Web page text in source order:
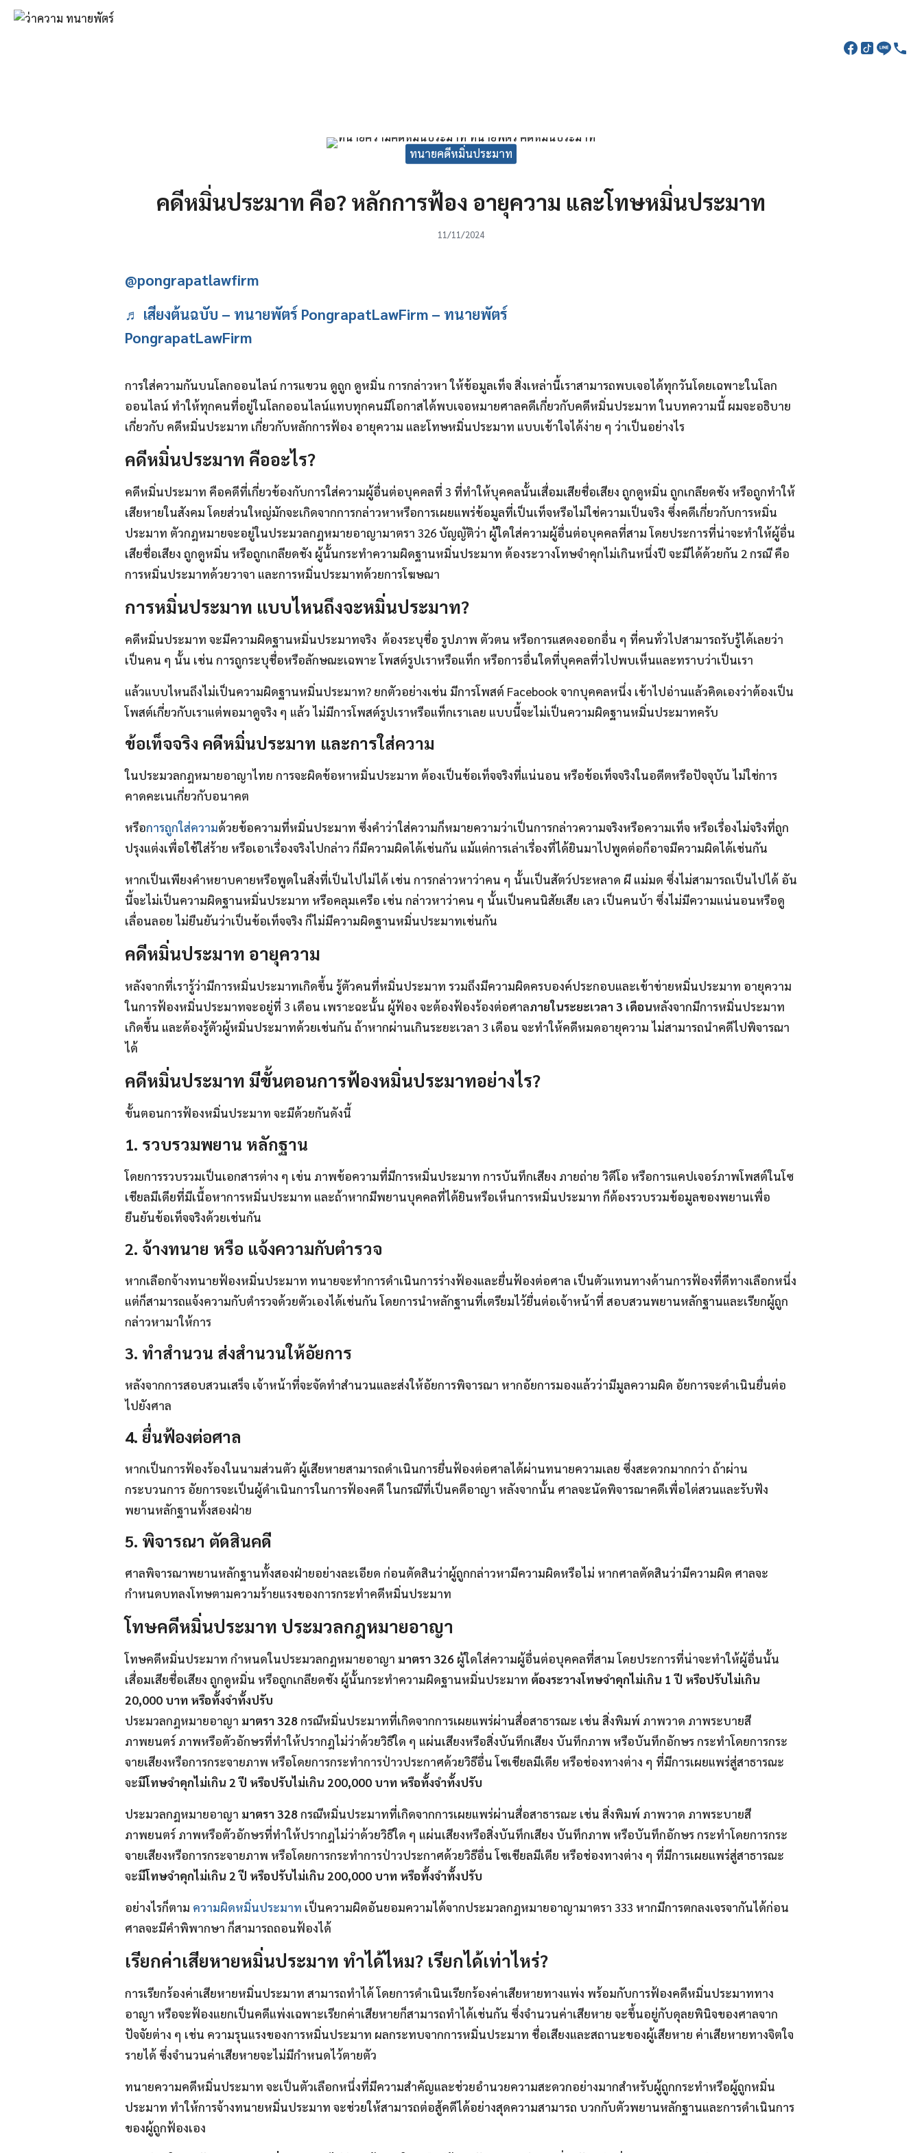
Skip
Search
ทนายคดีหมิ่นประมาท
คดีหมิ่นประมาท คือ? หลักการฟ้อง อายุความ และโทษหมิ่นประมาท
11/11/2024
@pongrapatlawfirm
♬ เสียงต้นฉบับ – ทนายพัตร์ PongrapatLawFirm – ทนายพัตร์
PongrapatLawFirm
การใส่ความกันบนโลกออนไลน์ การแขวน ดูถูก ดูหมิ่น การกล่าวหา ให้ข้อมูลเท็จ สิ่งเหล่านี้เราสามารถพบเจอได้ทุกวันโดยเฉพาะในโลก
ออนไลน์ ทำให้ทุกคนที่อยู่ในโลกออนไลน์แทบทุกคนมีโอกาสได้พบเจอหมายศาลคดีเกี่ยวกับคดีหมิ่นประมาท ในบทความนี้ ผมจะอธิบาย
เกี่ยวกับ คดีหมิ่นประมาท เกี่ยวกับหลักการฟ้อง อายุความ และโทษหมิ่นประมาท แบบเข้าใจได้ง่าย ๆ ว่าเป็นอย่างไร
คดีหมิ่นประมาท คืออะไร?
คดีหมิ่นประมาท คือคดีที่เกี่ยวข้องกับการใส่ความผู้อื่นต่อบุคคลที่ 3 ที่ทำให้บุคคลนั้นเสื่อมเสียชื่อเสียง ถูกดูหมิ่น ถูกเกลียดชัง หรือถูกทำให้
เสียหายในสังคม โดยส่วนใหญ่มักจะเกิดจากการกล่าวหาหรือการเผยแพร่ข้อมูลที่เป็นเท็จหรือไม่ใช่ความเป็นจริง ซึ่งคดีเกี่ยวกับการหมิ่น
ประมาท ตัวกฎหมายจะอยู่ในประมวลกฎหมายอาญามาตรา 326 บัญญัติว่า ผู้ใดใส่ความผู้อื่นต่อบุคคลที่สาม โดยประการที่น่าจะทำให้ผู้อื่น
เสียชื่อเสียง ถูกดูหมิ่น หรือถูกเกลียดชัง ผู้นั้นกระทำความผิดฐานหมิ่นประมาท ต้องระวางโทษจำคุกไม่เกินหนึ่งปี จะมีได้ด้วยกัน 2 กรณี คือ
การหมิ่นประมาทด้วยวาจา และการหมิ่นประมาทด้วยการโฆษณา
การหมิ่นประมาท แบบไหนถึงจะหมิ่นประมาท?
คดีหมิ่นประมาท จะมีความผิดฐานหมิ่นประมาทจริง ต้องระบุชื่อ รูปภาพ ตัวตน หรือการแสดงออกอื่น ๆ ที่คนทั่วไปสามารถรับรู้ได้เลยว่า
เป็นคน ๆ นั้น เช่น การถูกระบุชื่อหรือลักษณะเฉพาะ โพสต์รูปเราหรือแท็ก หรือการอื่นใดที่บุคคลที่วไปพบเห็นและทราบว่าเป็นเรา
แล้วแบบไหนถึงไม่เป็นความผิดฐานหมิ่นประมาท? ยกตัวอย่างเช่น มีการโพสต์ Facebook จากบุคคลหนึ่ง เข้าไปอ่านแล้วคิดเองว่าต้องเป็น
โพสต์เกี่ยวกับเราแต่พอมาดูจริง ๆ แล้ว ไม่มีการโพสต์รูปเราหรือแท็กเราเลย แบบนี้จะไม่เป็นความผิดฐานหมิ่นประมาทครับ
ข้อเท็จจริง คดีหมิ่นประมาท และการใส่ความ
ในประมวลกฎหมายอาญาไทย การจะผิดข้อหาหมิ่นประมาท ต้องเป็นข้อเท็จจริงที่แน่นอน หรือข้อเท็จจริงในอดีตหรือปัจจุบัน ไม่ใช่การ
คาดคะเนเกี่ยวกับอนาคต
หรือการถูกใส่ความด้วยข้อความที่หมิ่นประมาท ซึ่งคำว่าใส่ความก็หมายความว่าเป็นการกล่าวความจริงหรือความเท็จ หรือเรื่องไม่จริงที่ถูก
ปรุงแต่งเพื่อใช้ใส่ร้าย หรือเอาเรื่องจริงไปกล่าว ก็มีความผิดได้เช่นกัน แม้แต่การเล่าเรื่องที่ได้ยินมาไปพูดต่อก็อาจมีความผิดได้เช่นกัน
หากเป็นเพียงคำหยาบคายหรือพูดในสิ่งที่เป็นไปไม่ได้ เช่น การกล่าวหาว่าคน ๆ นั้นเป็นสัตว์ประหลาด ผี แม่มด ซึ่งไม่สามารถเป็นไปได้ อัน
นี้จะไม่เป็นความผิดฐานหมิ่นประมาท หรือคลุมเครือ เช่น กล่าวหาว่าคน ๆ นั้นเป็นคนนิสัยเสีย เลว เป็นคนบ้า ซึ่งไม่มีความแน่นอนหรือดู
เลื่อนลอย ไม่ยืนยันว่าเป็นข้อเท็จจริง ก็ไม่มีความผิดฐานหมิ่นประมาทเช่นกัน
คดีหมิ่นประมาท อายุความ
หลังจากที่เรารู้ว่ามีการหมิ่นประมาทเกิดขึ้น รู้ตัวคนที่หมิ่นประมาท รวมถึงมีความผิดครบองค์ประกอบและเข้าข่ายหมิ่นประมาท อายุความ
ในการฟ้องหมิ่นประมาทจะอยู่ที่ 3 เดือน เพราะฉะนั้น ผู้ฟ้อง จะต้องฟ้องร้องต่อศาลภายในระยะเวลา 3 เดือนหลังจากมีการหมิ่นประมาท
เกิดขึ้น และต้องรู้ตัวผู้หมิ่นประมาทด้วยเช่นกัน ถ้าหากผ่านเกินระยะเวลา 3 เดือน จะทำให้คดีหมดอายุความ ไม่สามารถนำคดีไปพิจารณา
ได้
คดีหมิ่นประมาท มีขั้นตอนการฟ้องหมิ่นประมาทอย่างไร?
ขั้นตอนการฟ้องหมิ่นประมาท จะมีด้วยกันดังนี้
1. รวบรวมพยาน หลักฐาน
โดยการรวบรวมเป็นเอกสารต่าง ๆ เข่น ภาพข้อความที่มีการหมิ่นประมาท การบันทึกเสียง ภายถ่าย วิดีโอ หรือการแคปเจอร์ภาพโพสต์ในโซ
เชียลมีเดียที่มีเนื้อหาการหมิ่นประมาท และถ้าหากมีพยานบุคคลที่ได้ยินหรือเห็นการหมิ่นประมาท ก็ต้องรวบรวมข้อมูลของพยานเพื่อ
ยืนยันข้อเท็จจริงด้วยเช่นกัน
2. จ้างทนาย หรือ แจ้งความกับตำรวจ
หากเลือกจ้างทนายฟ้องหมิ่นประมาท ทนายจะทำการดำเนินการร่างฟ้องและยื่นฟ้องต่อศาล เป็นตัวแทนทางด้านการฟ้องที่ดีทางเลือกหนึ่ง
แต่ก็สามารถแจ้งความกับตำรวจด้วยตัวเองได้เช่นกัน โดยการนำหลักฐานที่เตรียมไว้ยื่นต่อเจ้าหน้าที่ สอบสวนพยานหลักฐานและเรียกผู้ถูก
กล่าวหามาให้การ
3. ทำสำนวน ส่งสำนวนให้อัยการ
หลังจากการสอบสวนเสร็จ เจ้าหน้าที่จะจัดทำสำนวนและส่งให้อัยการพิจารณา หากอัยการมองแล้วว่ามีมูลความผิด อัยการจะดำเนินยื่นต่อ
ไปยังศาล
4. ยื่นฟ้องต่อศาล
หากเป็นการฟ้องร้องในนามส่วนตัว ผู้เสียหายสามารถดำเนินการยื่นฟ้องต่อศาลได้ผ่านทนายความเลย ซึ่งสะดวกมากกว่า ถ้าผ่าน
กระบวนการ อัยการจะเป็นผู้ดำเนินการในการฟ้องคดี ในกรณีที่เป็นคดีอาญา หลังจากนั้น ศาลจะนัดพิจารณาคดีเพื่อไต่สวนและรับฟัง
พยานหลักฐานทั้งสองฝ่าย
5. พิจารณา ตัดสินคดี
ศาลพิจารณาพยานหลักฐานทั้งสองฝ่ายอย่างละเอียด ก่อนตัดสินว่าผู้ถูกกล่าวหามีความผิดหรือไม่ หากศาลตัดสินว่ามีความผิด ศาลจะ
กำหนดบทลงโทษตามความร้ายแรงของการกระทำคดีหมิ่นประมาท
โทษคดีหมิ่นประมาท ประมวลกฎหมายอาญา
โทษคดีหมิ่นประมาท กำหนดในประมวลกฎหมายอาญา มาตรา 326 ผู้ใดใส่ความผู้อื่นต่อบุคคลที่สาม โดยประการที่น่าจะทำให้ผู้อื่นนั้น
เสื่อมเสียชื่อเสียง ถูกดูหมิ่น หรือถูกเกลียดชัง ผู้นั้นกระทำความผิดฐานหมิ่นประมาท ต้องระวางโทษจำคุกไม่เกิน 1 ปี หรือปรับไม่เกิน
20,000 บาท หรือทั้งจำทั้งปรับ
ประมวลกฎหมายอาญา มาตรา 328กรณีหมิ่นประมาทที่เกิดจากการเผยแพร่ผ่านสื่อสาธารณะ เช่น สิ่งพิมพ์ ภาพวาด ภาพระบายสี
ภาพยนตร์ ภาพหรือตัวอักษรที่ทำให้ปรากฎไม่ว่าด้วยวิธีใด ๆ แผ่นเสียงหรือสิ่งบันทึกเสียง บันทึกภาพ หรือบันทึกอักษร กระทำโดยการกระ
จายเสียงหรือการกระจายภาพ หรือโดยการกระทำการป่าวประกาศด้วยวิธีอื่น โซเชียลมีเดีย หรือช่องทางต่าง ๆ ที่มีการเผยแพร่สู่สาธารณะ
จะมีโทษจำคุกไม่เกิน 2 ปี หรือปรับไม่เกิน 200,000 บาท หรือทั้งจำทั้งปรับ
ประมวลกฎหมายอาญา มาตรา 328กรณีหมิ่นประมาทที่เกิดจากการเผยแพร่ผ่านสื่อสาธารณะ เช่น สิ่งพิมพ์ ภาพวาด ภาพระบายสี
ภาพยนตร์ ภาพหรือตัวอักษรที่ทำให้ปรากฎไม่ว่าด้วยวิธีใด ๆ แผ่นเสียงหรือสิ่งบันทึกเสียง บันทึกภาพ หรือบันทึกอักษร กระทำโดยการกระ
จายเสียงหรือการกระจายภาพ หรือโดยการกระทำการป่าวประกาศด้วยวิธีอื่น โซเชียลมีเดีย หรือช่องทางต่าง ๆ ที่มีการเผยแพร่สู่สาธารณะ
จะมีโทษจำคุกไม่เกิน 2 ปี หรือปรับไม่เกิน 200,000 บาท หรือทั้งจำทั้งปรับ
อย่างไรก็ตาม ความผิดหมิ่นประมาท เป็นความผิดอันยอมความได้จากประมวลกฎหมายอาญามาตรา 333 หากมีการตกลงเจรจากันได้ก่อน
ศาลจะมีคำพิพากษา ก็สามารถถอนฟ้องได้
เรียกค่าเสียหายหมิ่นประมาท ทำได้ไหม? เรียกได้เท่าไหร่?
การเรียกร้องค่าเสียหายหมิ่นประมาท สามารถทำได้ โดยการดำเนินเรียกร้องค่าเสียหายทางแพ่ง พร้อมกับการฟ้องคดีหมิ่นประมาททาง
อาญา หรือจะฟ้องแยกเป็นคดีแพ่งเฉพาะเรียกค่าเสียหายก็สามารถทำได้เช่นกัน ซึ่งจำนวนค่าเสียหาย จะขึ้นอยู่กับดุลยพินิจของศาลจาก
ปัจจัยต่าง ๆ เช่น ความรุนแรงของการหมิ่นประมาท ผลกระทบจากการหมิ่นประมาท ชื่อเสียงและสถานะของผู้เสียหาย ค่าเสียหายทางจิตใจ
รายได้ ซึ่งจำนวนค่าเสียหายจะไม่มีกำหนดไว้ตายตัว
ทนายความคดีหมิ่นประมาท จะเป็นตัวเลือกหนึ่งที่มีความสำคัญและช่วยอำนวยความสะดวกอย่างมากสำหรับผู้ถูกกระทำหรือผู้ถูกหมิ่น
ประมาท ทำให้การจ้างทนายหมิ่นประมาท จะช่วยให้สามารถต่อสู้คดีได้อย่างสุดความสามารถ บวกกับตัวพยานหลักฐานและการดำเนินการ
ของผู้ถูกฟ้องเอง